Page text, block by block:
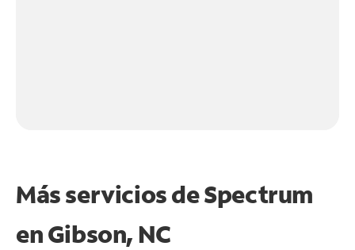
Más servicios de Spectrum
enGibson, NC